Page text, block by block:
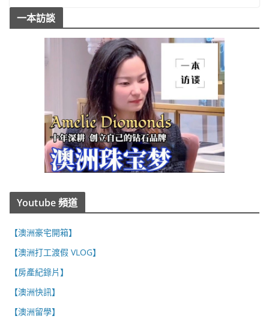
一本訪談
Youtube 頻道
【澳洲豪宅開箱】
【澳洲打工渡假 VLOG】
【房產紀錄片】
【澳洲快訊】
【澳洲留學】